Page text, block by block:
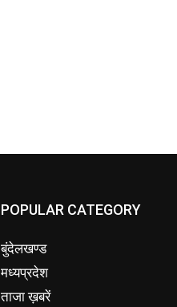
POPULAR CATEGORY
बुंदेलखण्ड
मध्यप्रदेश
ताजा ख़बरें